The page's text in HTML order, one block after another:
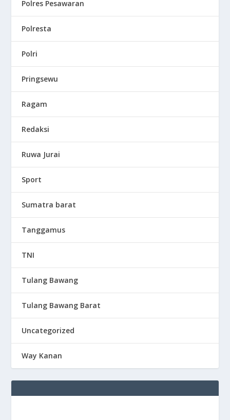
Polres Pesawaran
Polresta
Polri
Pringsewu
Ragam
Redaksi
Ruwa Jurai
Sport
Sumatra barat
Tanggamus
TNI
Tulang Bawang
Tulang Bawang Barat
Uncategorized
Way Kanan